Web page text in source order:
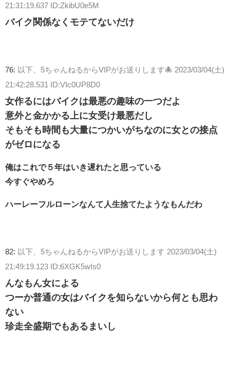
21:31:19.637 ID:ZkibU0e5M
バイク関係なくモテてないだけ
76: 以下、5ちゃんねるからVIPがお送りします🐙 2023/03/04(土)
21:42:28.531 ID:VIc0UP8D0
女作るにはバイクは最悪の趣味の一つだよ
意外と金かかる上に女受け最悪だし
そもそも時間も大量につかいがちなのに女との接点
がゼロになる
俺はこれで５年はいき遅れたと思っている
今すぐやめろ
ハーレーフルローンなんて人生捨てたようなもんだわ
82: 以下、5ちゃんねるからVIPがお送りします 2023/03/04(土)
21:49:19.123 ID:6XGK5wIs0
んなもん女による
つーか普通の女はバイクを知らないから何とも思わ
ない
珍走全盛期でもあるまいし